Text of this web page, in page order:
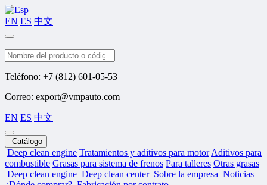
EN ES 中文
Buscar
Teléfono: +7 (812) 601-05-53
Correo: export@vmpauto.com
EN ES 中文
Catálogo
Deep clean engine Tratamientos y aditivos para motor Aditivos para
combustible Grasas para sistema de frenos Para talleres Otras grasas
Deep clean engine Deep clean center Sobre la empresa Noticias